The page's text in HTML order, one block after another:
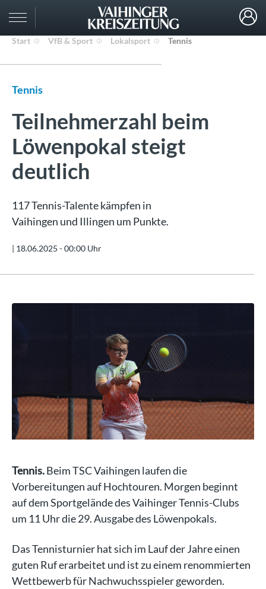
Start VfB & Sport Lokalsport Tennis
Tennis
Teilnehmerzahl beim
Löwenpokal steigt
deutlich
117 Tennis-Talente kämpfen in
Vaihingen und Illingen um Punkte.
| 18.06.2025 - 00:00 Uhr
Tennis.Beim TSC Vaihingen laufen die
Vorbereitungen auf Hochtouren. Morgen beginnt
auf dem Sportgelände des Vaihinger Tennis-Clubs
um 11 Uhr die 29. Ausgabe des Löwenpokals.
Das Tennisturnier hat sich im Lauf der Jahre einen
guten Ruf erarbeitet und ist zu einem renommierten
Wettbewerb für Nachwuchsspieler geworden.